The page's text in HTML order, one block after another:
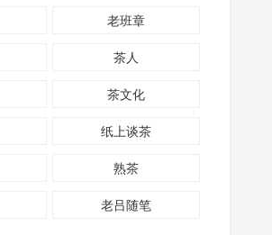
老班章
茶人
茶文化
纸上谈茶
熟茶
老吕随笔